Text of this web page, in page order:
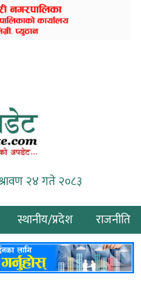
२४ गते २०८३
स्थानीय/प्रदेश राजनीति